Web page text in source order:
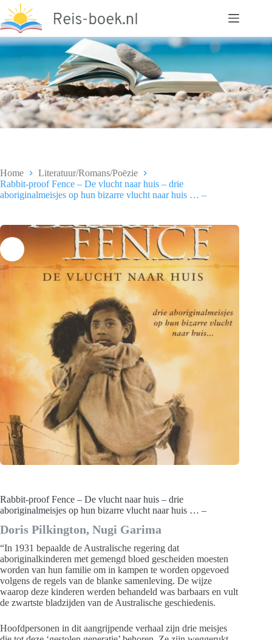
naar
de
inhoud
Home
Literatuur/Romans/Poëzie
Rabbit-proof Fence – De vlucht naar huis – drie
aboriginalmeisjes op hun bizarre vlucht naar huis … –
Rabbit-proof Fence – De vlucht naar huis – drie
aboriginalmeisjes op hun bizarre vlucht naar huis … –
Doris Pilkington, Nugi Garima
“In 1931 bepaalde de Australische regering dat
aboriginalkinderen met gemengd bloed gescheiden moesten
worden van hun familie om in kampen te worden opgevoed
volgens de regels van de blanke samenleving. De wijze
waarop deze kinderen werden behandeld was barbaars en vult
de zwartste bladzijden van de Australische geschiedenis.
Hoofdpersonen in dit aangrijpende verhaal zijn drie meisjes